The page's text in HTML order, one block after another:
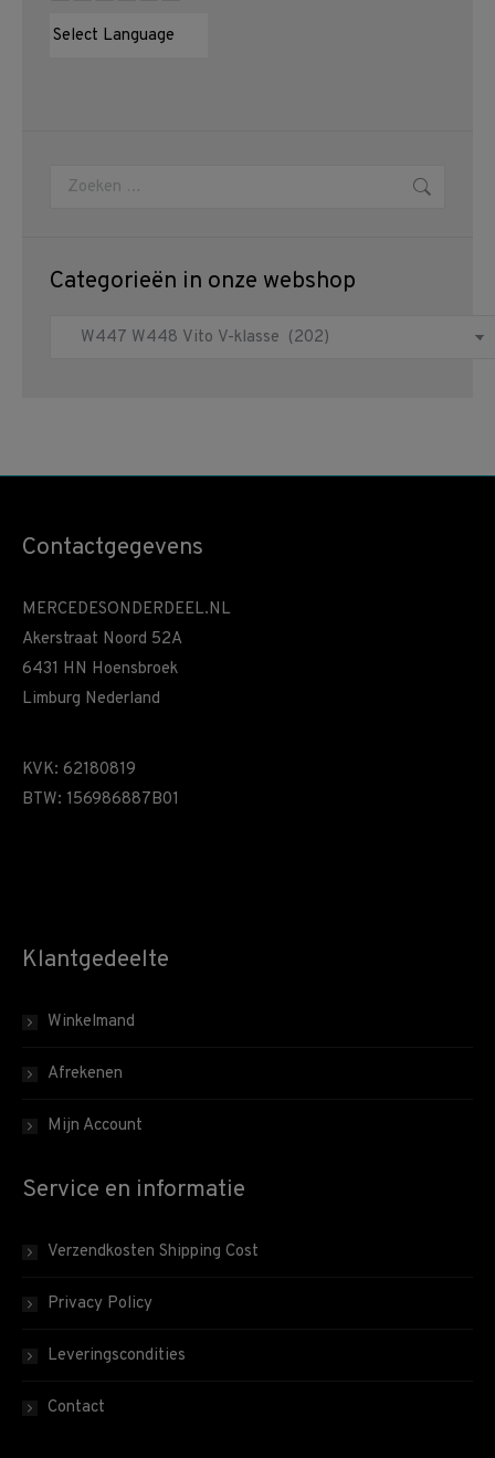
Zoeken:
Categorieën in onze webshop
Contactgegevens
MERCEDESONDERDEEL.NL
Akerstraat Noord 52A
6431 HN Hoensbroek
Limburg Nederland
KVK: 62180819
BTW: 156986887B01
Klantgedeelte
Winkelmand
Afrekenen
Mijn Account
Service en informatie
Verzendkosten Shipping Cost
Privacy Policy
Leveringscondities
Contact